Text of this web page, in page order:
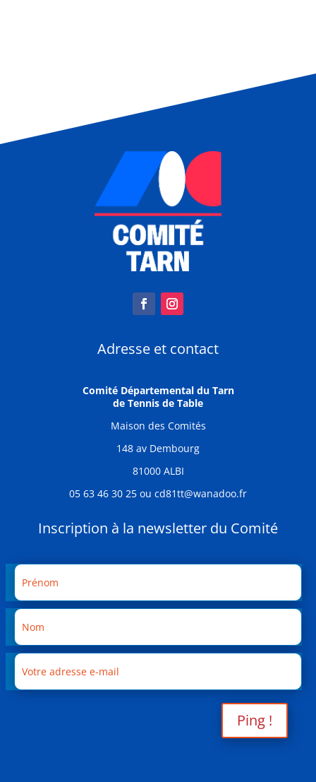
Adresse et contact
Comité Départemental du Tarn
de Tennis de Table
Maison des Comités
148 av Dembourg
81000 ALBI
05 63 46 30 25 ou cd81tt@wanadoo.fr
Inscription à la newsletter du Comité
Ping !